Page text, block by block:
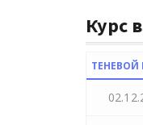
Курс